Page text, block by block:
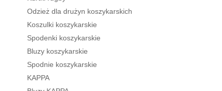
Odzież dla drużyn koszykarskich
Koszulki koszykarskie
Spodenki koszykarskie
Bluzy koszykarskie
Spodnie koszykarskie
KAPPA